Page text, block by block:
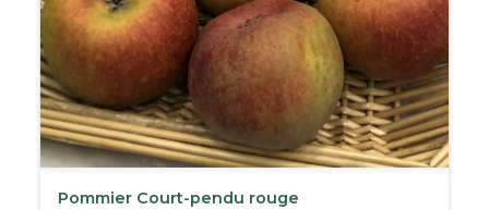
Pommier Court-pendu rouge